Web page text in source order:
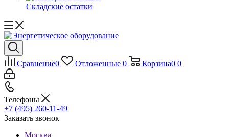
Складские остатки
Сравнение0 Отложенные 0 Корзина0 0
Телефоны
+7 (495) 260-11-49
Заказать звонок
Москва